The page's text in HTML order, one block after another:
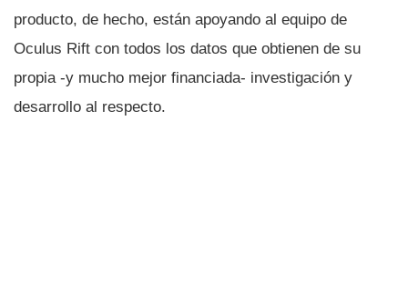
producto, de hecho, están apoyando al equipo de
Oculus Rift con todos los datos que obtienen de su
propia -y mucho mejor financiada- investigación y
desarrollo al respecto.